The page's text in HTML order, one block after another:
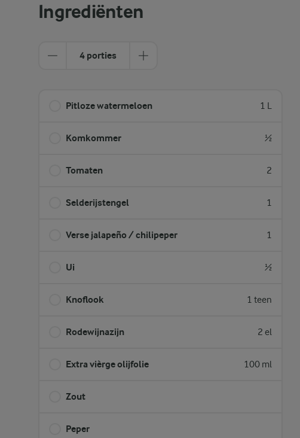
Ingrediënten
4 porties
Pitloze watermeloen 1 L
Komkommer ½
Tomaten 2
Selderijstengel 1
Verse jalapeño / chilipeper 1
Ui ½
Knoflook 1 teen
Rodewijnazijn 2 el
Extra vièrge olijfolie 100 ml
Zout
Peper